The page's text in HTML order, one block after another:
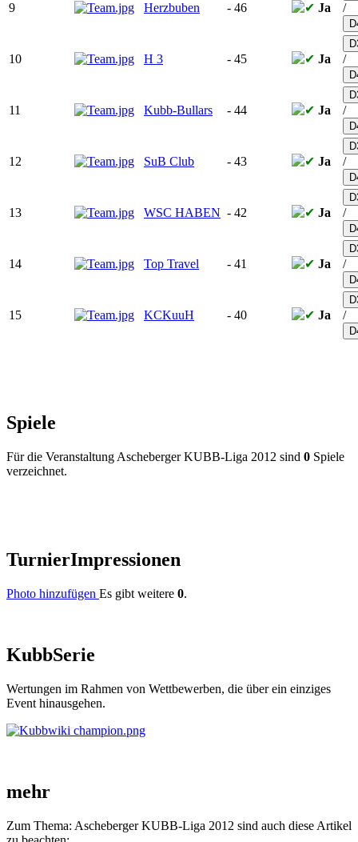
9 Herzbuben - 46 Ja /
10 H 3 - 45 Ja /
11 Kubb-Bullars - 44 Ja /
12 SuB Club - 43 Ja /
13 WSC HABEN - 42 Ja /
14 Top Travel - 41 Ja /
15 KCKuuH - 40 Ja /
Spiele
Für die Veranstaltung Ascheberger KUBB-Liga 2012 sind 0 Spiele
verzeichnet.
TurnierImpressionen
Photo hinzufügen Es gibt weitere 0.
KubbSerie
Wertungen im Rahmen von Wettbewerben, die über ein einziges
Event hinausgehen.
mehr
Zum Thema: Ascheberger KUBB-Liga 2012 sind auch diese Artikel